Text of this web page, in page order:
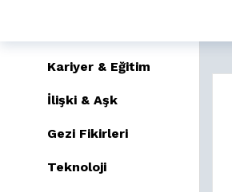
Kariyer & Eğitim
İlişki & Aşk
Gezi Fikirleri
Teknoloji